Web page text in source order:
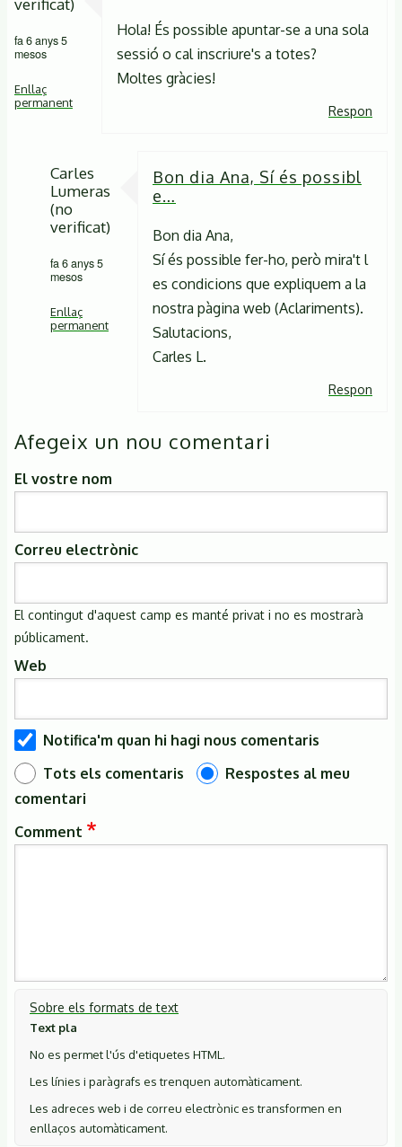
fa 6 anys 5
mesos
Enllaç
permanent
Hola! És possible apuntar-se a una sola
sessió o cal inscriure's a totes?
Moltes gràcies!
Respon
Carles
Lumeras
(no
verificat)
fa 6 anys 5
mesos
Enllaç
permanent
Hola!
És
possible
se…
Ana
(no
Bon dia Ana, Sí és possibl
e…
Bon dia Ana,
Sí és possible fer-ho, però mira't l
es condicions que expliquem a la
nostra pàgina web (Aclariments).
Salutacions,
Carles L.
Respon
Afegeix un nou comentari
El vostre nom
Correu electrònic
El contingut d'aquest camp es manté privat i no es mostrarà
públicament.
Web
Notifica'm quan hi hagi nous comentaris
Tots els comentaris
Respostes al meu
comentari
Comment
Sobre els formats de text
Text pla
No es permet l'ús d'etiquetes HTML.
Les línies i paràgrafs es trenquen automàticament.
Les adreces web i de correu electrònic es transformen en
enllaços automàticament.